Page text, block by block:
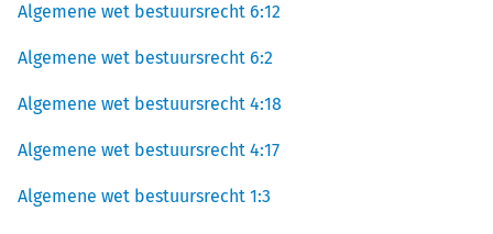
Algemene wet bestuursrecht 6:12
Algemene wet bestuursrecht 6:2
Algemene wet bestuursrecht 4:18
Algemene wet bestuursrecht 4:17
Algemene wet bestuursrecht 1:3